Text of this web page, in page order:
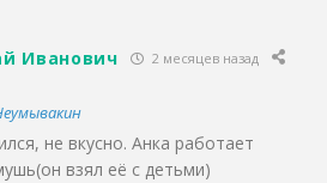
Иванович 2 месяцев назад
не вкусно. Анка работает
взял её с детьми)